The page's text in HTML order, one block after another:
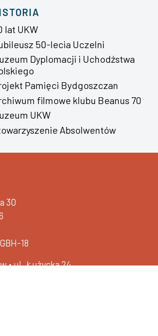
lat UKW
50-lecia Uczelni
Dyplomacji i Uchodźstwa
Pamięci Bydgoszczan
filmowe klubu Beanus 70
UKW
Absolwentów
30
18
•ul. Łużycka 24